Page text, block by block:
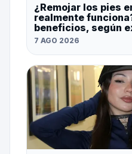
¿Remojar los pies
realmente
beneficios, según
7 AGO 2026